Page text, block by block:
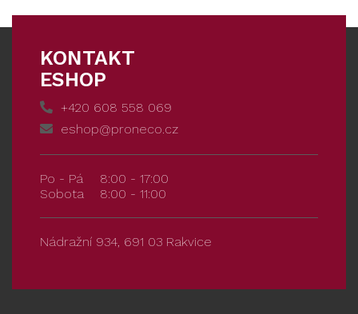
KONTAKT
ESHOP
+420 608 558 069
eshop@proneco.cz
Po - Pá
8:00 - 17:00
Sobota
8:00 - 11:00
Nádražní 934, 691 03 Rakvice